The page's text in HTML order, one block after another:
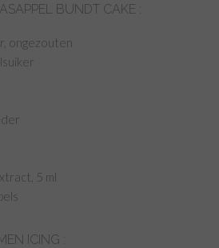
BUNDT CAKE :
ongezouten
5 ml
ICING :